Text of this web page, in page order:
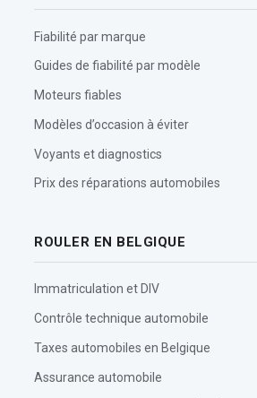
Fiabilité par marque
Guides de fiabilité par modèle
Moteurs fiables
Modèles d’occasion à éviter
Voyants et diagnostics
Prix des réparations automobiles
ROULER EN BELGIQUE
Immatriculation et DIV
Contrôle technique automobile
Taxes automobiles en Belgique
Assurance automobile